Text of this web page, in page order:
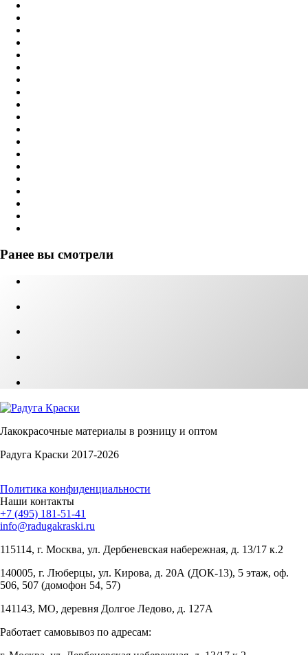
Ранее вы смотрели
Лакокрасочные материалы в розницу и оптом
Радуга Краски 2017-2026
Политика конфиденциальности
Наши контакты
+7 (495) 181-51-41
info@radugakraski.ru
115114, г. Москва, ул. Дербеневская набережная, д. 13/17 к.2
140005, г. Люберцы, ул. Кирова, д. 20А (ДОК-13), 5 этаж, оф.
506, 507 (домофон 54, 57)
141143, МО, деревня Долгое Ледово, д. 127А
Работает самовывоз по адресам: